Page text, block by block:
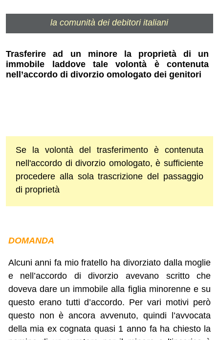
la comunità dei debitori italiani
Trasferire ad un minore la proprietà di un
immobile laddove tale volontà è contenuta
nell’accordo di divorzio omologato dei genitori
Se la volontà del trasferimento è contenuta
nell'accordo di divorzio omologato, è sufficiente
procedere alla sola trascrizione del passaggio
di proprietà
DOMANDA
Alcuni anni fa mio fratello ha divorziato dalla moglie
e nell’accordo di divorzio avevano scritto che
doveva dare un immobile alla figlia minorenne e su
questo erano tutti d’accordo. Per vari motivi però
questo non è ancora avvenuto, quindi l’avvocata
della mia ex cognata quasi 1 anno fa ha chiesto la